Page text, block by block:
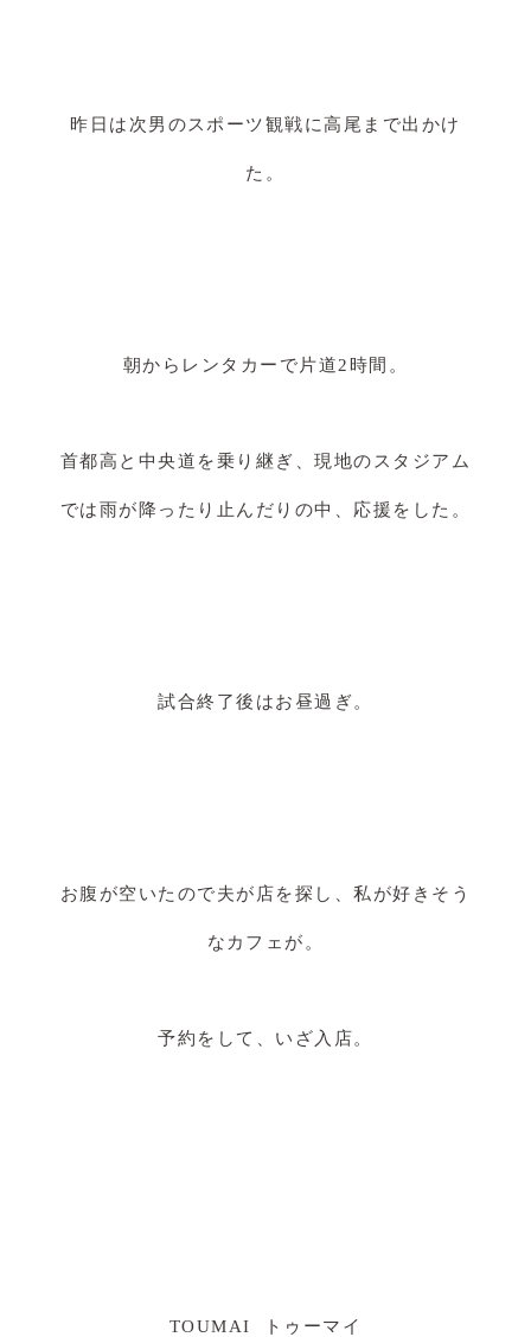
昨日は次男のスポーツ観戦に高尾まで出かけ
た。
朝からレンタカーで片道2時間。
首都高と中央道を乗り継ぎ、現地のスタジアム
では雨が降ったり止んだりの中、応援をした。
試合終了後はお昼過ぎ。
お腹が空いたので夫が店を探し、私が好きそう
なカフェが。
予約をして、いざ入店。
TOUMAI トゥーマイ